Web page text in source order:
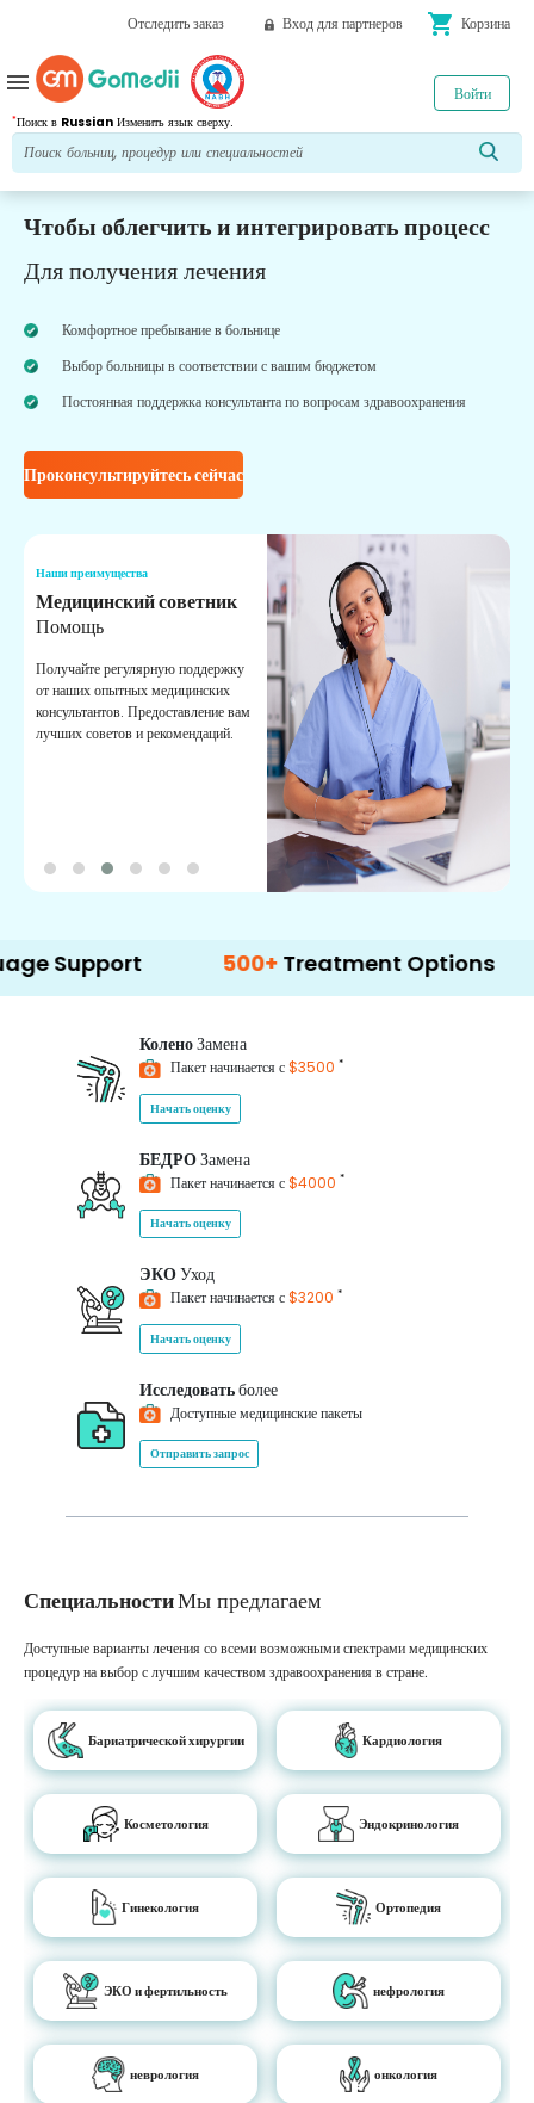
Отследить заказ Вход для партнеров shopping_cart Корзина
*Поиск в Russian Изменить язык сверху.
Войти
menu
Чтобы облегчить и интегрировать процесс
Для получения лечения
Комфортное пребывание в больнице
Выбор больницы в соответствии с вашим бюджетом
Постоянная поддержка консультанта по вопросам здравоохранения
Проконсультируйтесь сейчас
Наши преимущества
Медицинский советник
Помощь
Получайте регулярную поддержку
от наших опытных медицинских
консультантов. Предоставление вам
лучших советов и рекомендаций.
500+ Treatment Options
КоленоЗамена
Пакет начинается с$3500 *
Начать оценку
БЕДРОЗамена
Пакет начинается с$4000 *
Начать оценку
ЭКОУход
Пакет начинается с$3200 *
Начать оценку
Исследоватьболее
Доступные медицинские пакеты
Отправить запрос
СпециальностиМы предлагаем
Доступные варианты лечения со всеми возможными спектрами медицинских
процедур на выбор с лучшим качеством здравоохранения в стране.
Бариатрической хирургии Кардиология
Косметология Эндокринология
Гинекология Ортопедия
ЭКО и фертильность нефрология
неврология онкология